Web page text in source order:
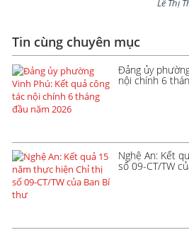
Tin cùng chuyên mục
Đảng ủy
nội chính 6
Nghệ An: Kết
số 09-CT/TW